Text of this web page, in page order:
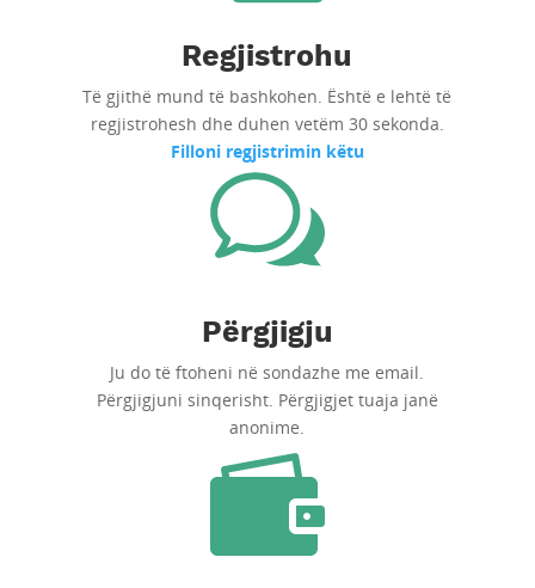
Regjistrohu
Të gjithë mund të bashkohen. Është e lehtë të
regjistrohesh dhe duhen vetëm 30 sekonda.
Filloni regjistrimin këtu
Përgjigju
Ju do të ftoheni në sondazhe me email.
Përgjigjuni sinqerisht. Përgjigjet tuaja janë
anonime.